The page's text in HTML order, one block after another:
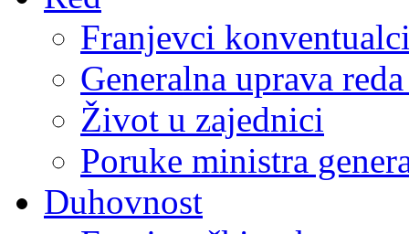
Franjevci
Generalna uprava
Život u zajednici
Poruke ministra
Duhovnost